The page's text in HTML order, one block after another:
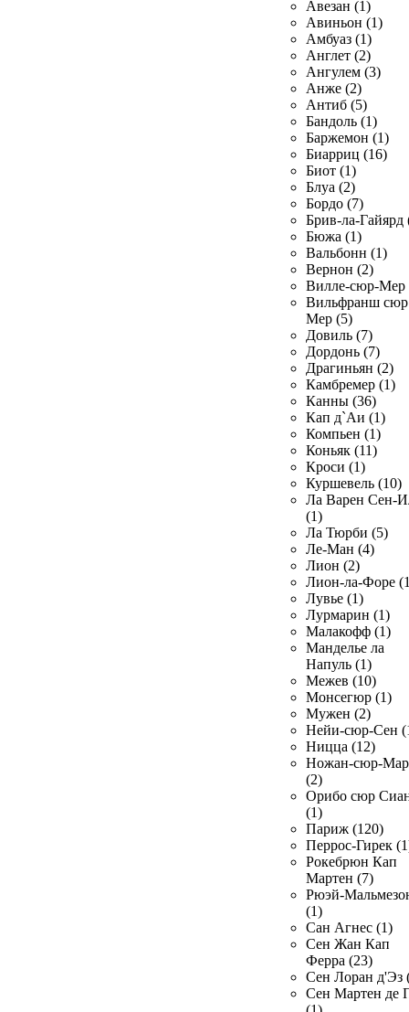
Авезан (1)
Авиньон (1)
Амбуаз (1)
Англет (2)
Ангулем (3)
Анже (2)
Антиб (5)
Бандоль (1)
Баржемон (1)
Биарриц (16)
Биот (1)
Блуа (2)
Бордо (7)
Брив-ла-Гайярд
Бюжа (1)
Вальбонн (1)
Вернон (2)
Вилле-сюр-Мер
Вильфранш сюр
Мер (5)
Довиль (7)
Дордонь (7)
Драгиньян (2)
Камбремер (1)
Канны (36)
Кап д`Аи (1)
Компьен (1)
Коньяк (11)
Кроси (1)
Куршевель (10)
Ла Варен Сен-
(1)
Ла Тюрби (5)
Ле-Ман (4)
Лион (2)
Лион-ла-Форе
Лувье (1)
Лурмарин (1)
Малакофф (1)
Манделье ла
Напуль (1)
Межев (10)
Монсегюр (1)
Мужен (2)
Нейи-сюр-Сен
Ницца (12)
Ножан-сюр-
(2)
Орибо сюр
(1)
Париж (120)
Перрос-Гирек
Рокебрюн Кап
Мартен (7)
Рюэй-
(1)
Сан Агнес (1)
Сен Жан Кап
Ферра (23)
Сен Лоран д'Эз
Сен Мартен де